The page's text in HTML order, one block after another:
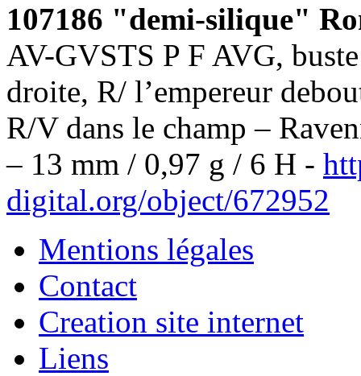
107186 "demi-silique"
AV-GVSTS P F AVG,
droite, R/ l’empereur
R/V dans le champ –
– 13 mm / 0,97 g / 6 H -
digital.org/object/672952
Mentions légales
Contact
Creation site internet
Liens